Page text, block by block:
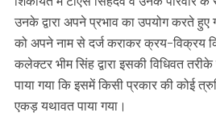
उनके द्वारा अपने प्रभाव का उपयोग करते
को अपने नाम से दर्ज कराकर क्रय-विक्रय
कलेक्टर भीम सिंह द्वारा इसकी विधिवत
पाया गया कि इसमें किसी प्रकार की कोई
एकड़ यथावत पाया गया।